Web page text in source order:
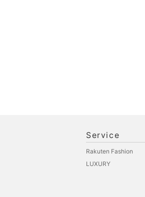
Service
Rakuten Fashion
LUXURY